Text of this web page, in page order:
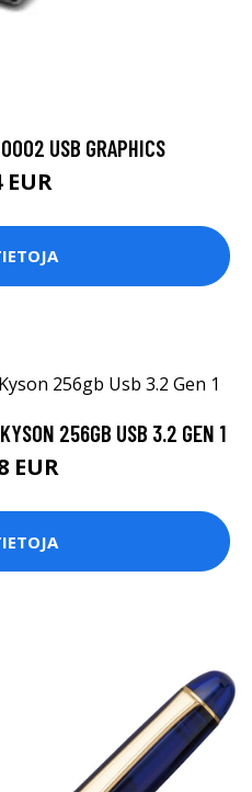
USB GRAPHICS
EUR
256GB USB 3.2 GEN 1
EUR